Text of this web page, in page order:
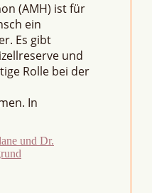
(AMH) ist für
ein
Es gibt
und
Rolle bei der
In